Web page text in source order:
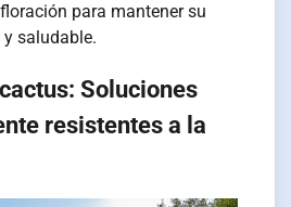
para mantener su
saludable.
Soluciones
resistentes a la